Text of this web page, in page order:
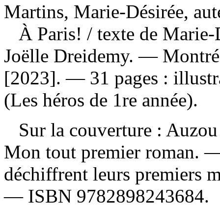
Martins, Marie-Désirée,
À Paris! / texte de
Joëlle Dreidemy. —
[2023]. — 31 pages :
(Les héros de 1re année).
Sur la couverture :
Mon tout premier roman.
déchiffrent leurs premiers
— ISBN 9782898243684.